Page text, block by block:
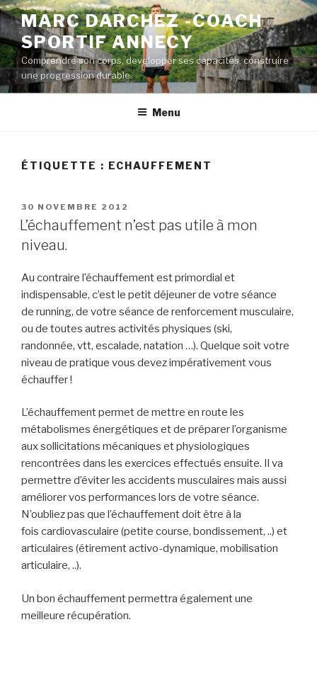
Aller
au
contenu
principal
MARC DARCHEZ -COACH
SPORTIF ANNECY
Comprendre son corps, developper ses capacités, construire
une progression durable.
Menu
ÉTIQUETTE : ECHAUFFEMENT
PUBLIÉ
LE
30 NOVEMBRE 2012
L’échauffement n’est pas utile à mon
niveau.
Au contraire l’échauffement est primordial et
indispensable, c’est le petit déjeuner de votre séance
de running, de votre séance de renforcement musculaire,
ou de toutes autres activités physiques (ski,
randonnée, vtt, escalade, natation …). Quelque soit votre
niveau de pratique vous devez impérativement vous
échauffer !
L’échauffement permet de mettre en route les
métabolismes énergétiques et de préparer l’organisme
aux sollicitations mécaniques et physiologiques
rencontrées dans les exercices effectués ensuite. Il va
permettre d’éviter les accidents musculaires mais aussi
améliorer vos performances lors de votre séance.
N’oubliez pas que l’échauffement doit être à la
fois cardiovasculaire (petite course, bondissement, ..) et
articulaires (étirement activo-dynamique, mobilisation
articulaire, ..).
Un bon échauffement permettra également une
meilleure récupération.